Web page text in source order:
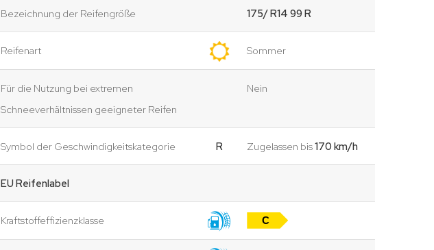
Bezeichnung der Reifengröße 175/ R14 99 R
Reifenart Sommer
Für die Nutzung bei extremen
Schneeverhältnissen geeigneter Reifen
Nein
Symbol der Geschwindigkeitskategorie R Zugelassen bis170 km/h
EU Reifenlabel
Kraftstoffeffizienzklasse C